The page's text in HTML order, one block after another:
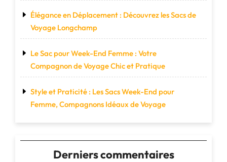
Élégance en Déplacement : Découvrez les Sacs de
Voyage Longchamp
Le Sac pour Week-End Femme : Votre
Compagnon de Voyage Chic et Pratique
Style et Praticité : Les Sacs Week-End pour
Femme, Compagnons Idéaux de Voyage
Derniers commentaires